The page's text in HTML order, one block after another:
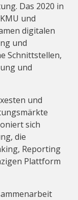
Das 2020 in
und
digitalen
und
Schnittstellen,
und
und
sich
die
Reporting
Plattform